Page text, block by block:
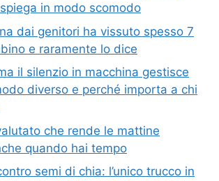
in modo scomodo
dai genitori ha vissuto spesso 7
e raramente lo dice
il silenzio in macchina gestisce
diverso e perché importa a chi
che rende le mattine
quando hai tempo
semi di chia: l’unico trucco in